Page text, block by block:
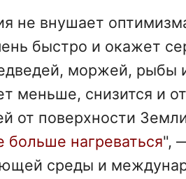
не внушает
быстро и окажет
моржей, рыбы
меньше, снизится и
от поверхности
больше нагреваться",
среды и